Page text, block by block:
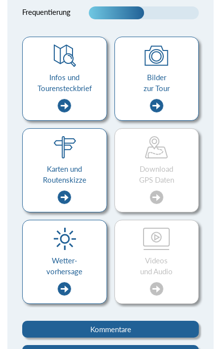
Frequentierung
Infos und
Tourensteckbrief
Bilder
zur Tour
Karten und
Routenskizze
Download
GPS Daten
Wetter-
vorhersage
Videos
und Audio
Kommentare